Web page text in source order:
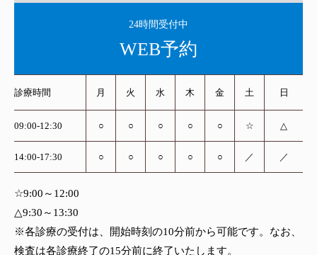
24時間受付中
WEB予約
診療時間 月 火 水 木 金 土 日
09:00-12:30 ○ ○ ○ ○ ○ ☆ △
14:00-17:30 ○ ○ ○ ○ ○ ／ ／
☆9:00～12:00
△9:30～13:30
※各診療の受付は、開始時刻の10分前から可能です。なお、
検査は各診療終了の15分前に終了いたします。